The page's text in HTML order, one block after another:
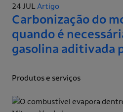
24 JULArtigo
Carbonização do
quando é
gasolina aditivada
Produtos e serviços